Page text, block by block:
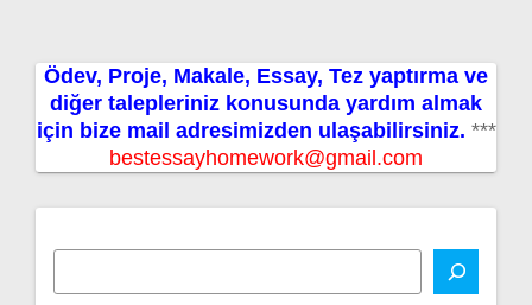
Ödev, Proje, Makale, Essay, Tez yaptırma ve
diğer talepleriniz konusunda yardım almak
için bize mail adresimizden ulaşabilirsiniz. ***
bestessayhomework@gmail.com